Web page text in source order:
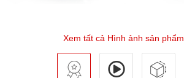
Xem tất cả Hình ảnh sản phẩm